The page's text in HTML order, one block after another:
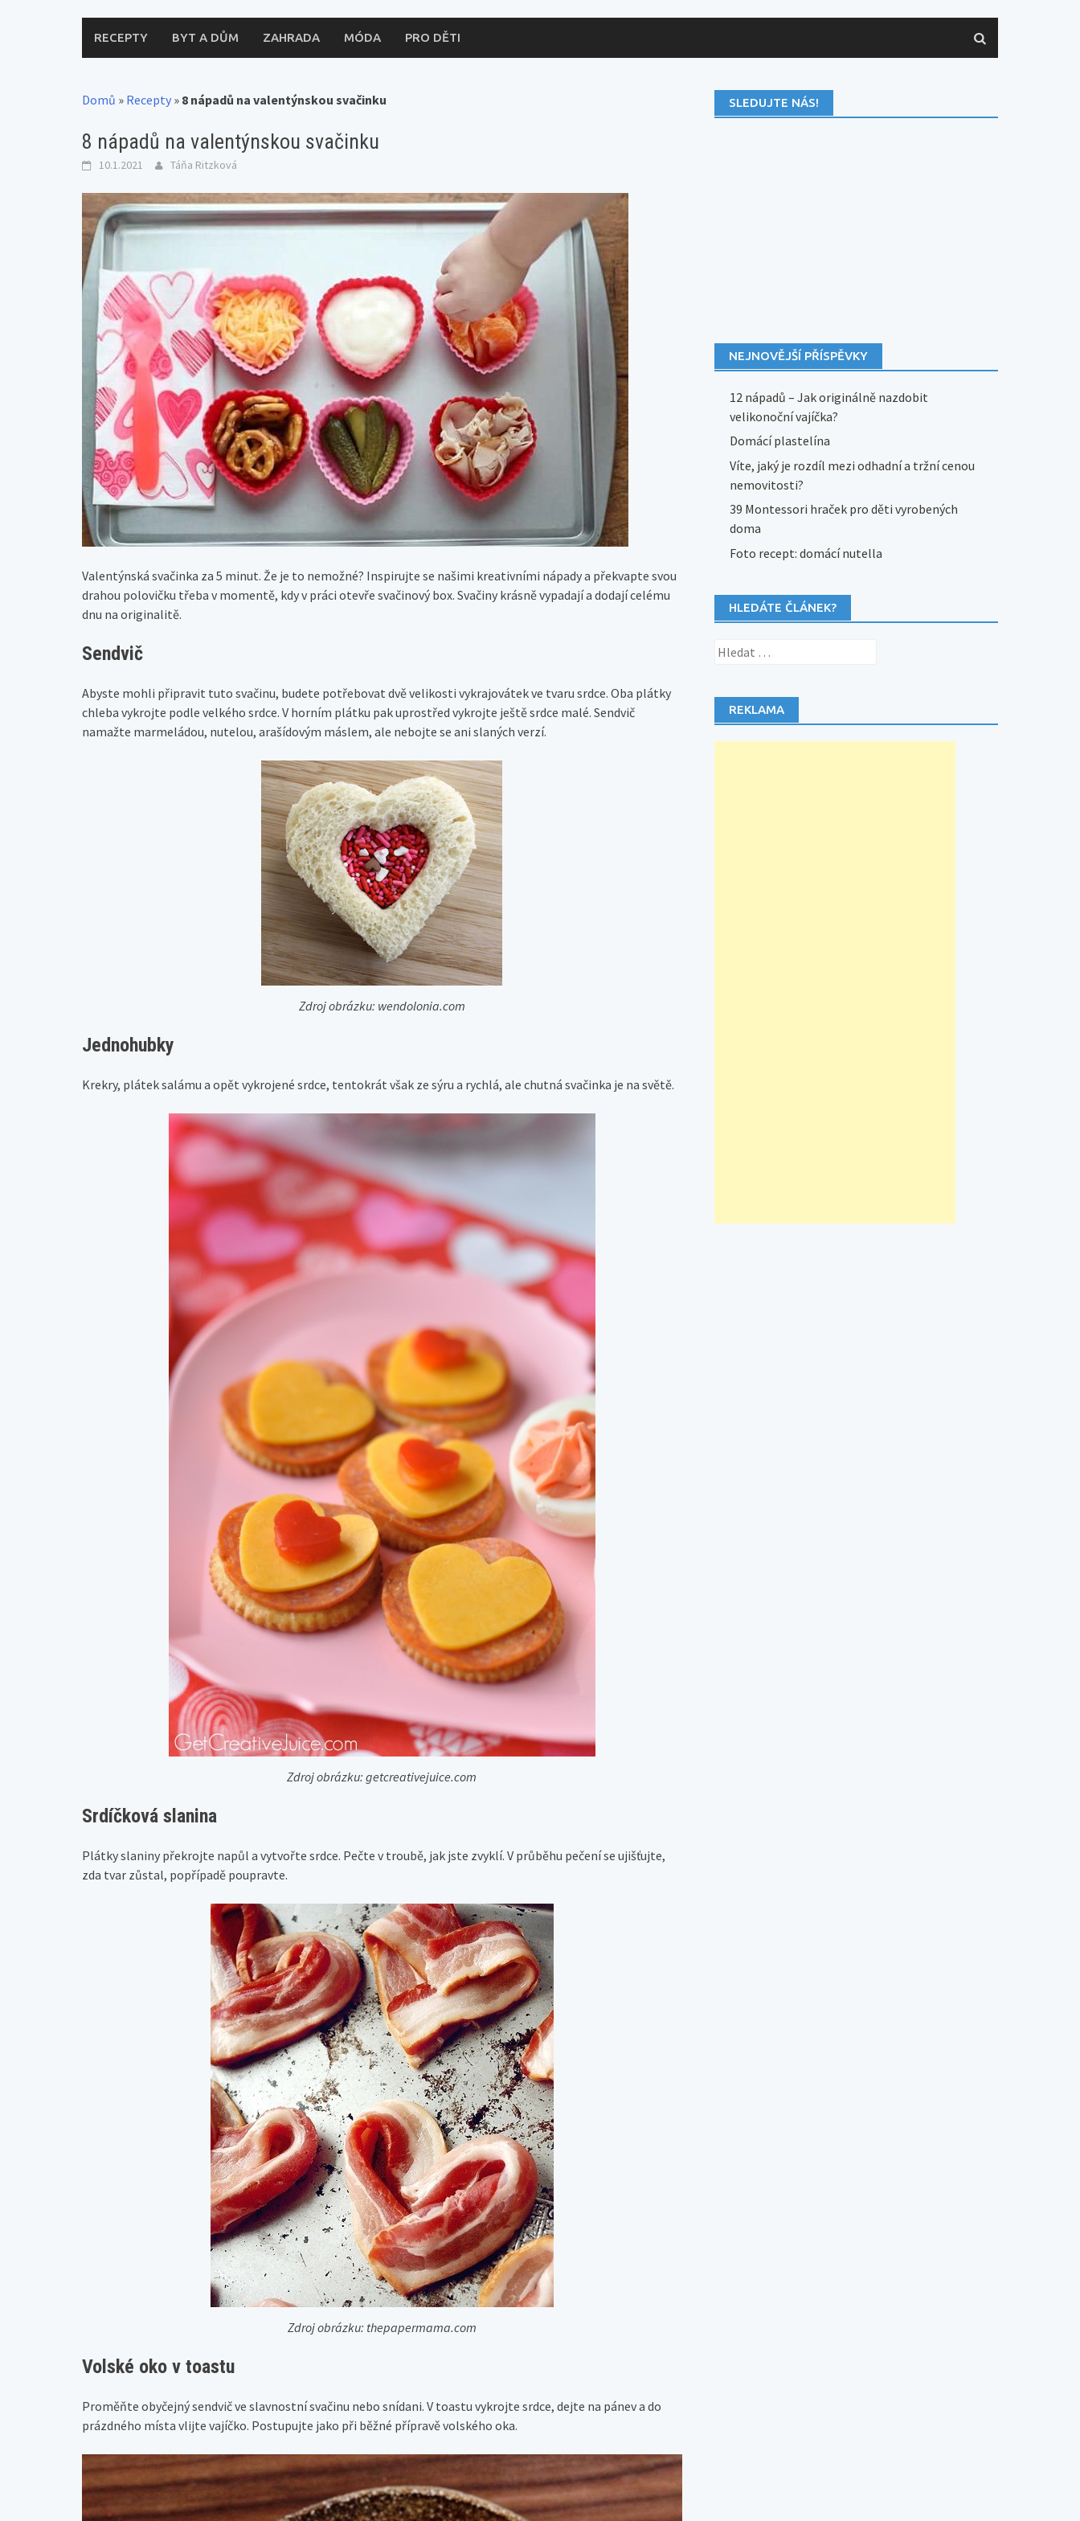
RECEPTY BYT A DŮM ZAHRADA MÓDA PRO DĚTI
Domů » Recepty » 8 nápadů na valentýnskou svačinku
8 nápadů na valentýnskou svačinku
10.1.2021 Táňa Ritzková
Valentýnská svačinka za 5 minut. Že je to nemožné? Inspirujte se našimi kreativními nápady a překvapte svou
drahou polovičku třeba v momentě, kdy v práci otevře svačinový box. Svačiny krásně vypadají a dodají celému
dnu na originalitě.
Sendvič
Abyste mohli připravit tuto svačinu, budete potřebovat dvě velikosti vykrajovátek ve tvaru srdce. Oba plátky
chleba vykrojte podle velkého srdce. V horním plátku pak uprostřed vykrojte ještě srdce malé. Sendvič
namažte marmeládou, nutelou, arašídovým máslem, ale nebojte se ani slaných verzí.
Zdroj obrázku: wendolonia.com
Jednohubky
Krekry, plátek salámu a opět vykrojené srdce, tentokrát však ze sýru a rychlá, ale chutná svačinka je na světě.
Zdroj obrázku: getcreativejuice.com
Srdíčková slanina
Plátky slaniny překrojte napůl a vytvořte srdce. Pečte v troubě, jak jste zvyklí. V průběhu pečení se ujišťujte,
zda tvar zůstal, popřípadě poupravte.
Zdroj obrázku: thepapermama.com
Volské oko v toastu
Proměňte obyčejný sendvič ve slavnostní svačinu nebo snídani. V toastu vykrojte srdce, dejte na pánev a do
prázdného místa vlijte vajíčko. Postupujte jako při běžné přípravě volského oka.
SLEDUJTE NÁS!
NEJNOVĚJŠÍ PŘÍSPĚVKY
12 nápadů – Jak originálně nazdobit
velikonoční vajíčka?
Domácí plastelína
Víte, jaký je rozdíl mezi odhadní a tržní cenou
nemovitosti?
39 Montessori hraček pro děti vyrobených
doma
Foto recept: domácí nutella
HLEDÁTE ČLÁNEK?
Vyhledávání
REKLAMA